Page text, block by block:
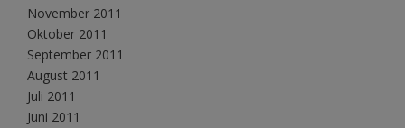
November 2011
Oktober 2011
September 2011
August 2011
Juli 2011
Juni 2011